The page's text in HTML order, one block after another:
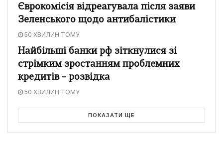
Єврокомісія відреагувала після заяви
Зеленського щодо антибалістики
50 ХВИЛИН ТОМУ
Найбільші банки рф зіткнулися зі
стрімким зростанням проблемних
кредитів – розвідка
50 ХВИЛИН ТОМУ
ПОКАЗАТИ ЩЕ